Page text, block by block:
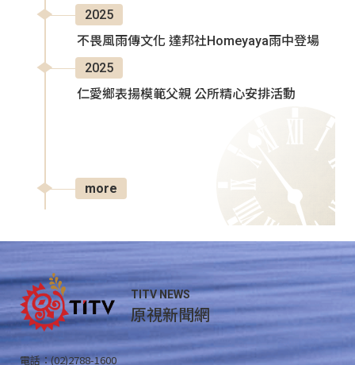
2025
不畏風雨傳文化 達邦社Homeyaya雨中登場
2025
仁愛鄉表揚模範父親 公所精心安排活動
more
TITV NEWS
原視新聞網
電話：(02)2788-1600